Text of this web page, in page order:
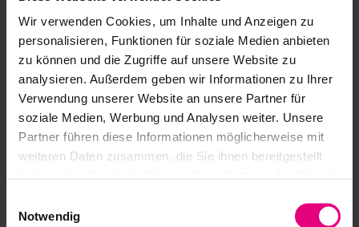
Wir verwenden Cookies, um Inhalte und Anzeigen zu
personalisieren, Funktionen für soziale Medien anbieten
zu können und die Zugriffe auf unsere Website zu
analysieren. Außerdem geben wir Informationen zu Ihrer
Verwendung unserer Website an unsere Partner für
soziale Medien, Werbung und Analysen weiter. Unsere
Partner führen diese Informationen möglicherweise mit
weiteren Daten zusammen, die Sie ihnen bereitgestellt
Notwendig
El servomotor CHA se caracteriza por su devanado distribuido,
sistemas de medición de alta resolución y eje hueco. Disponible
en cinco tamaños, el motor ofrece pares máximos entre 2,8 y 37
Nm a velocidades de hasta 6.500 rpm.
Gran variedad de combinaciones con
los servomotores CHM
Para adaptarse a cualquier aplicación específica, el CHM ofrece
Mostrar más